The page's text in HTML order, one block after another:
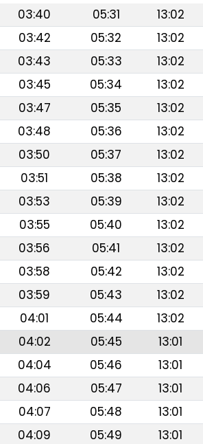
03:40 05:31 13:02
03:42 05:32 13:02
03:43 05:33 13:02
03:45 05:34 13:02
03:47 05:35 13:02
03:48 05:36 13:02
03:50 05:37 13:02
03:51 05:38 13:02
03:53 05:39 13:02
03:55 05:40 13:02
03:56 05:41 13:02
03:58 05:42 13:02
03:59 05:43 13:02
04:01 05:44 13:02
04:02 05:45 13:01
04:04 05:46 13:01
04:06 05:47 13:01
04:07 05:48 13:01
04:09 05:49 13:01